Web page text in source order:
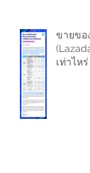
ขายขอ
เท่าไห